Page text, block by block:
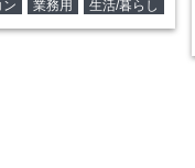
ン 業務用 生活/暮らし